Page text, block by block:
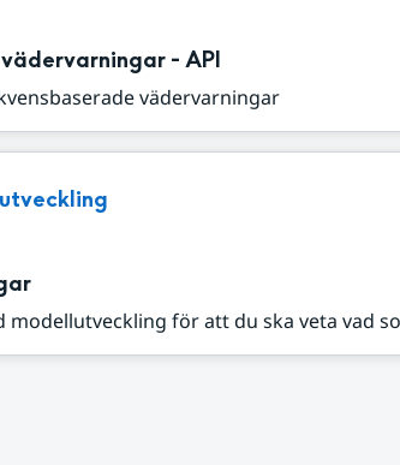
- API
vädervarningar
modellutveckling för att du ska veta vad